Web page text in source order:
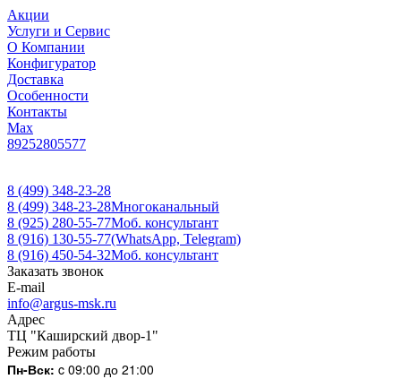
Акции
Услуги и Сервис
О Компании
Конфигуратор
Доставка
Особенности
Контакты
Max
89252805577
8 (499) 348-23-28
8 (499) 348-23-28Многоканальный
8 (925) 280-55-77Моб. консультант
8 (916) 130-55-77(WhatsApp, Telegram)
8 (916) 450-54-32Моб. консультант
Заказать звонок
E-mail
info@argus-msk.ru
Адрес
ТЦ "Каширский двор-1"
Режим работы
Пн-Вск: c 09:00 до 21:00